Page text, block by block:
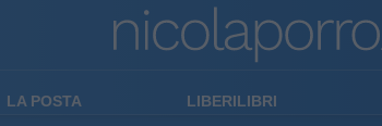
LA POSTA LIBERILIBRI